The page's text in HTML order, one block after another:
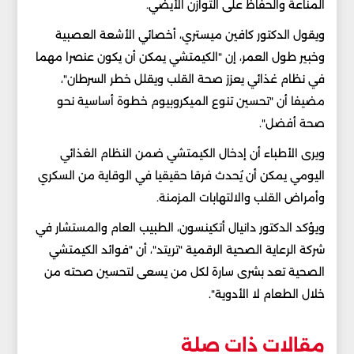
المناعة والحفاظ على التوازن الأيضي.
ويقول الدكتور كافين ميستري، أخصائي الأشعة العصبية
وخبير طول العمر، إن "الكيمتشي يمكن أن يكون عنصرا مهما
في نظام غذائي يعزز صحة القلب ويقلل خطر السرطان"،
مضيفا أن "تحسين تنوع الميكروبيوم خطوة أساسية نحو
صحة أفضل".
ويرى الأطباء أن إدخال الكيمتشي ضمن النظام الغذائي
اليومي يمكن أن يُحدث فرقا حقيقيا في الوقاية من السكري
وأمراض القلب والالتهابات المزمنة.
ويؤكد الدكتور دانيال أتكينسون، الطبيب العام والمستشار في
شركة الرعاية الصحية الرقمية "تريتد"، أن "فوائد الكيمتشي
الصحية تعد بشرى سارة لكل من يسعى لتحسين صحته من
خلال الطعام لا الأدوية".
مقالات ذات صلة